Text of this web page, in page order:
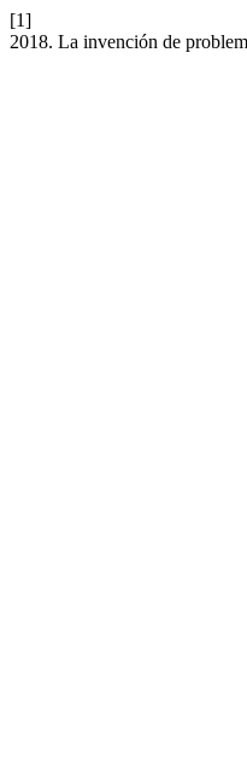
[1]
2018. La invención de